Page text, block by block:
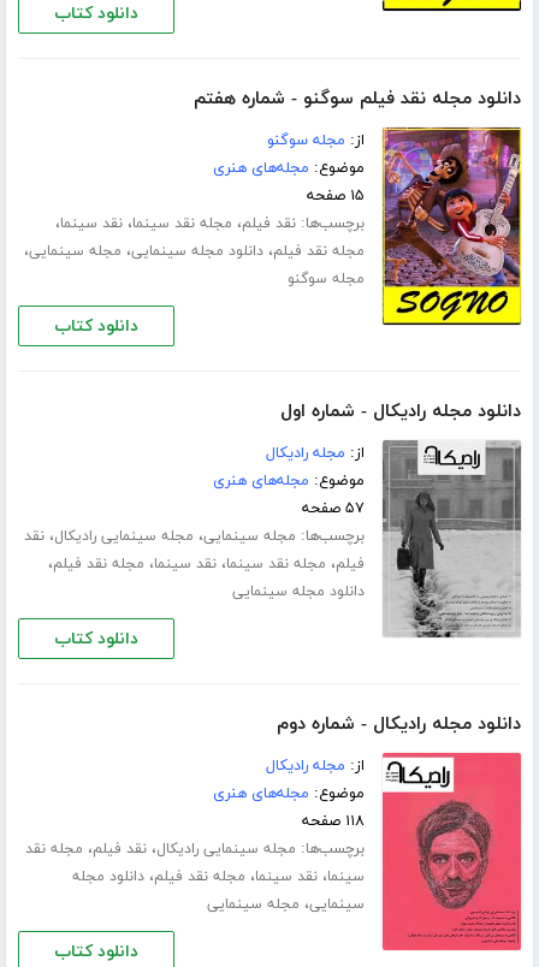
دانلود کتاب
دانلود مجله نقد فیلم سوگنو - شماره هفتم
از: مجله سوگنو
موضوع: مجله‌های هنری
۱۵ صفحه
برچسب‌ها:نقد فیلم، مجله نقد سینما،نقد سینما،
مجله نقد فیلم،دانلود مجله سینمایی، مجله سینمایی،
مجله سوگنو
دانلود کتاب
دانلود مجله رادیکال - شماره اول
از: مجله رادیکال
موضوع: مجله‌های هنری
۵۷ صفحه
برچسب‌ها: مجله سینمایی، مجله سینمایی رادیکال،نقد
فیلم، مجله نقد سینما،نقد سینما، مجله نقد فیلم،
دانلود مجله سینمایی
دانلود کتاب
دانلود مجله رادیکال - شماره دوم
از: مجله رادیکال
موضوع: مجله‌های هنری
۱۱۸ صفحه
برچسب‌ها: مجله سینمایی رادیکال،نقد فیلم، مجله نقد
سینما،نقد سینما، مجله نقد فیلم،دانلود مجله
سینمایی، مجله سینمایی
دانلود کتاب